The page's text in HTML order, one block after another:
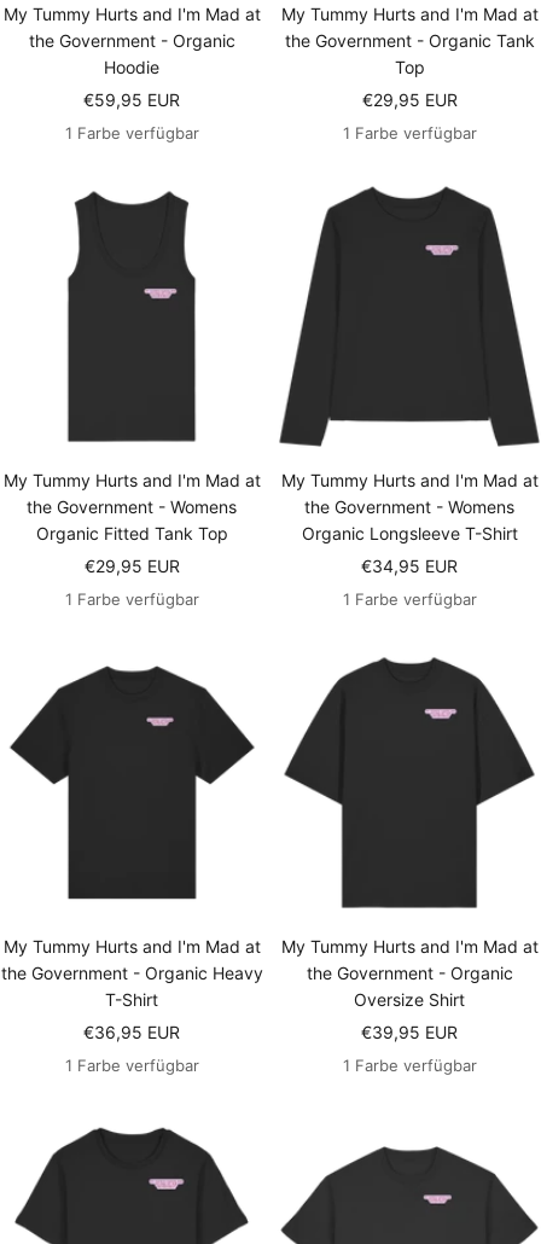
My Tummy Hurts and I'm Mad at
the Government - Organic
Hoodie
Angebotspreis
€59,95 EUR
1 Farbe verfügbar
My Tummy Hurts and I'm Mad at
the Government - Organic Tank
Top
Angebotspreis
€29,95 EUR
1 Farbe verfügbar
My Tummy Hurts and I'm Mad at
the Government - Womens
Organic Fitted Tank Top
Angebotspreis
€29,95 EUR
1 Farbe verfügbar
My Tummy Hurts and I'm Mad at
the Government - Womens
Organic Longsleeve T-Shirt
Angebotspreis
€34,95 EUR
1 Farbe verfügbar
My Tummy Hurts and I'm Mad at
the Government - Organic Heavy
T-Shirt
Angebotspreis
€36,95 EUR
1 Farbe verfügbar
My Tummy Hurts and I'm Mad at
the Government - Organic
Oversize Shirt
Angebotspreis
€39,95 EUR
1 Farbe verfügbar